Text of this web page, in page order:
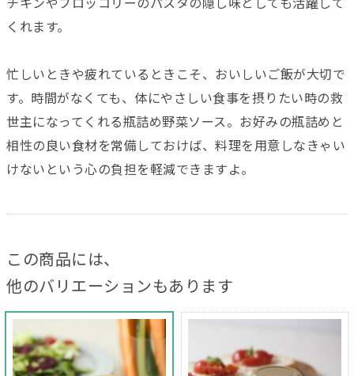
チキンやブロッコリーのパスタの隠し味としても活躍して
くれます。
忙しいときや疲れているときこそ、おいしいご飯が大切で
す。時間がなくても、体にやさしい食事を摂りたい時の救
世主になってくれる瓶詰め野菜ソース。お好みの瓶詰めと
相性の良い食材を常備しておけば、料理を用意しなきゃい
けないという心の負担を軽減できますよ。
この商品には、
他のバリエーションもあります